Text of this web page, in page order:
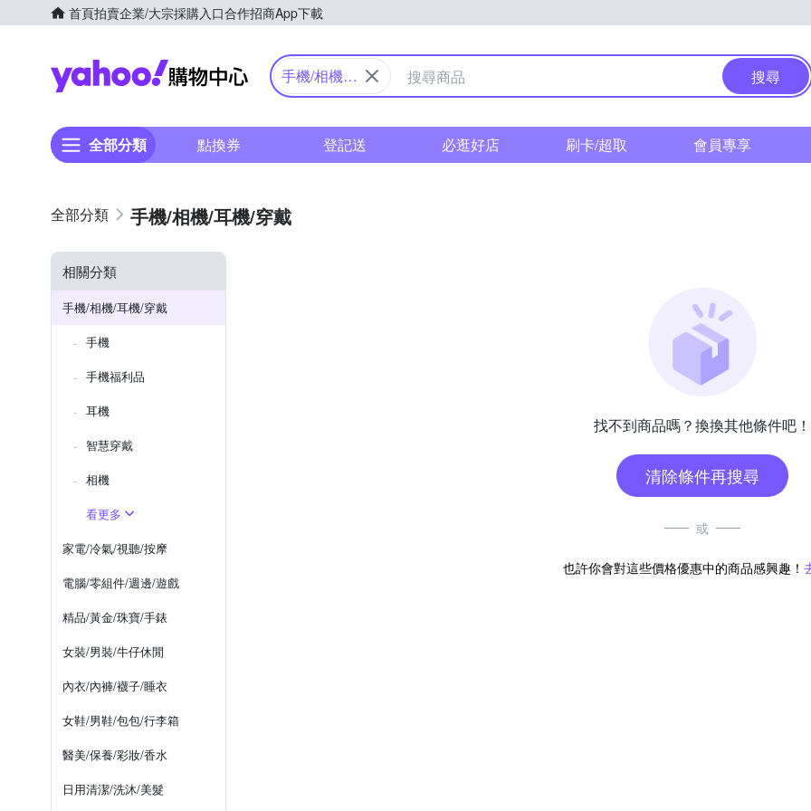
首頁拍賣企業/大宗採購入口合作招商App下載
Yahoo購物中心
手機/相機/
搜尋
全部分類 點換券 登記送 必逛好店 刷卡/超取 會員專享
手機/相機/耳機/穿戴
相關分類
手機/相機/耳機/穿戴
手機
手機福利品
耳機
智慧穿戴
相機
看更多
家電/冷氣/視聽/按摩
電腦/零組件/週邊/遊戲
精品/黃金/珠寶/手錶
女裝/男裝/牛仔休閒
內衣/內褲/襪子/睡衣
女鞋/男鞋/包包/行李箱
醫美/保養/彩妝/香水
日用清潔/洗沐/美髮
找不到商品嗎？換換其他條件吧！
清除條件再搜尋
或
也許你會對這些價格優惠中的商品感興趣！